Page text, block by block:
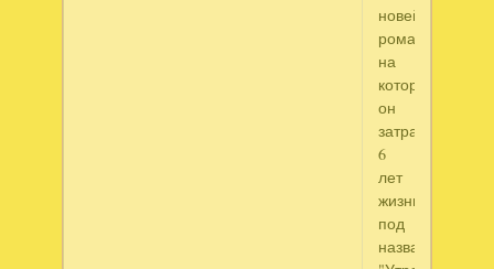
новейший
роман,
на
который
он
затратил
6
лет
жизни
под
названием